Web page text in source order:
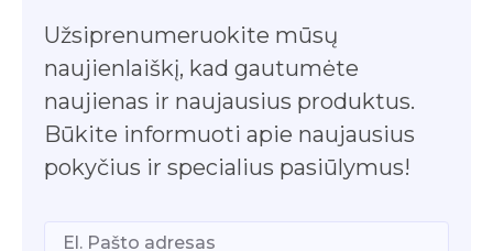
Užsiprenumeruokite mūsų
naujienlaiškį, kad gautumėte
naujienas ir naujausius produktus.
Būkite informuoti apie naujausius
pokyčius ir specialius pasiūlymus!